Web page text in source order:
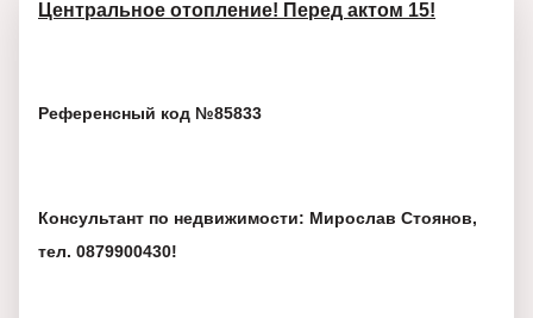
Центральное отопление! Перед актом 15!
Референсный код №85833
Консультант по недвижимости: Мирослав Стоянов,
тел. 0879900430!